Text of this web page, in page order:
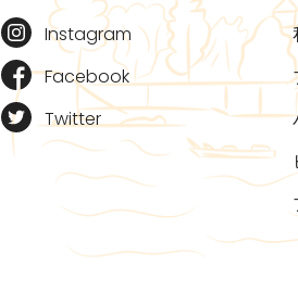
Instagram
Facebook
Twitter